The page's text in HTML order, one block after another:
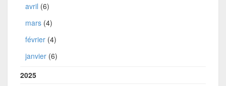
avril (6)
mars (4)
février (4)
janvier (6)
2025